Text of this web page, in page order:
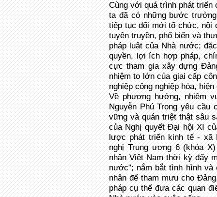
Cùng với quá trình phát
ta đã có những bước
tiếp tục đổi mới tổ chức, nội
tuyên truyền, phổ biến và
pháp luật của Nhà nước;
quyền, lợi ích hợp pháp,
cực tham gia xây dựng
nhiệm to lớn của giai cấp
nghiệp công nghiệp hóa,
Về phương hướng, nhiệm
Nguyễn Phú Trọng yêu cầu
vững và quán triệt thật sâu
của Nghị quyết Đại hội XI
lược phát triển kinh tế - xã
nghị Trung ương 6 (khóa
nhân Việt Nam thời kỳ đẩy
nước”; nắm bắt tình hình và
nhân để tham mưu cho
pháp cụ thể đưa các quan